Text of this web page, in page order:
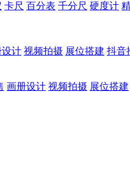
卡尺 百分表 千分尺 硬度计
计 视频拍摄 展位搭建 抖音
画册设计 视频拍摄 展位搭建